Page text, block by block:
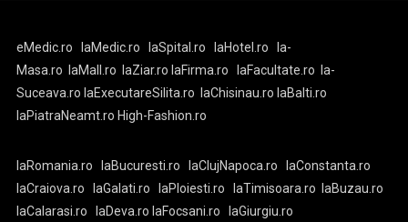
eMedic.ro laMedic.ro laSpital.ro laHotel.ro
la-
Masa.ro
laMall.ro laZiar.ro laFirma.ro laFacultate.ro
la-
Suceava.ro laExecutareSilita.ro laChisinau.ro laBalti.ro
laPiatraNeamt.ro High-Fashion.ro
laRomania.ro laBucuresti.ro laClujNapoca.ro
laConstanta.ro
laCraiova.ro
laGalati.ro laPloiesti.ro laTimisoara.ro
laBuzau.ro
laCalarasi.ro
laDeva.ro laFocsani.ro
laGiurgiu.ro